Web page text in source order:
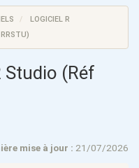
LOGICIEL R
Studio (Réf
mise à jour : 21/07/2026